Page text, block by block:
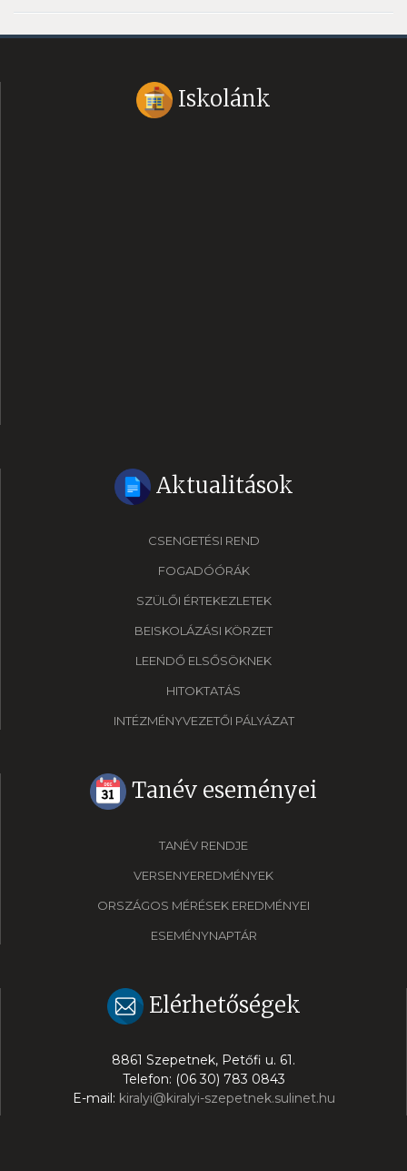
Iskolánk
Aktualitások
CSENGETÉSI REND
FOGADÓÓRÁK
SZÜLŐI ÉRTEKEZLETEK
BEISKOLÁZÁSI KÖRZET
LEENDŐ ELSŐSÖKNEK
HITOKTATÁS
INTÉZMÉNYVEZETŐI PÁLYÁZAT
Tanév eseményei
TANÉV RENDJE
VERSENYEREDMÉNYEK
ORSZÁGOS MÉRÉSEK EREDMÉNYEI
ESEMÉNYNAPTÁR
Elérhetőségek
8861 Szepetnek, Petőfi u. 61.
Telefon: (06 30) 783 0843
E-mail: kiralyi@kiralyi-szepetnek.sulinet.hu